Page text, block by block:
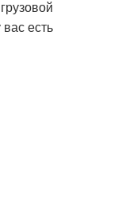
есть